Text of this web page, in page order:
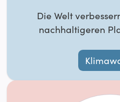
Die Welt
nachhaltigeren